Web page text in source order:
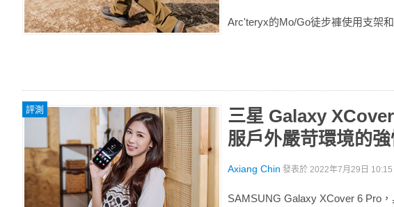
Arc'teryx的Mo/Go徒步褲使用支架
評測
三星 Galaxy
服戶外嚴苛環境的
Axiang Chin 發表於 2022年7月29日 10:15
SAMSUNG Galaxy XCover 6 Pro